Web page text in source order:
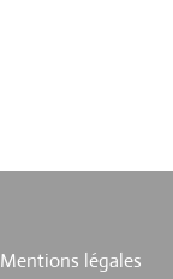
Mentions légales